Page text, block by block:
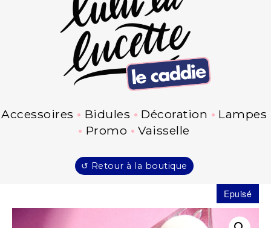
Accessoires Bidules Décoration
Lampes
Promo
Vaisselle
↺ Retour à la boutique
Epuisé